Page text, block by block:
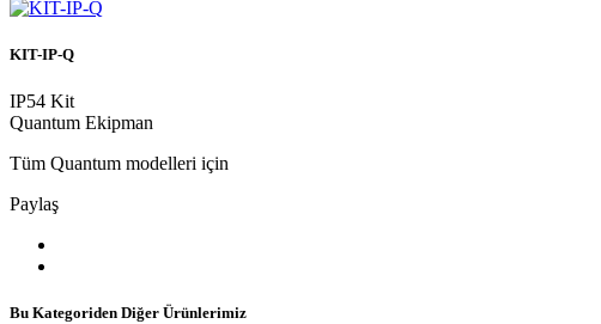
KIT-IP-Q
IP54 Kit
Quantum Ekipman
Tüm Quantum modelleri için
Paylaş
Bu Kategoriden Diğer Ürünlerimiz